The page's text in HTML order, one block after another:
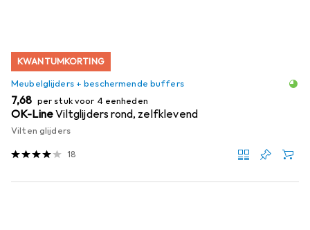
KWANTUMKORTING
Meubelglijders + beschermende buffers
EUR
7,68 per stuk voor 4 eenheden
OK-LineViltglijders rond, zelfklevend
Vilten glijders
18